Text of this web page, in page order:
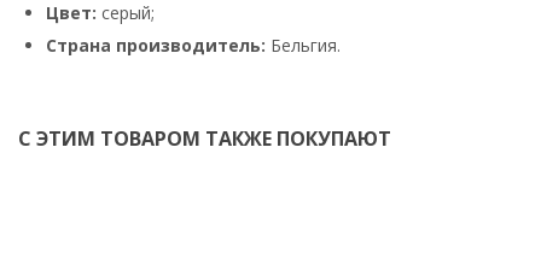
Цвет: серый;
Страна производитель: Бельгия.
С ЭТИМ ТОВАРОМ ТАКЖЕ ПОКУПАЮТ